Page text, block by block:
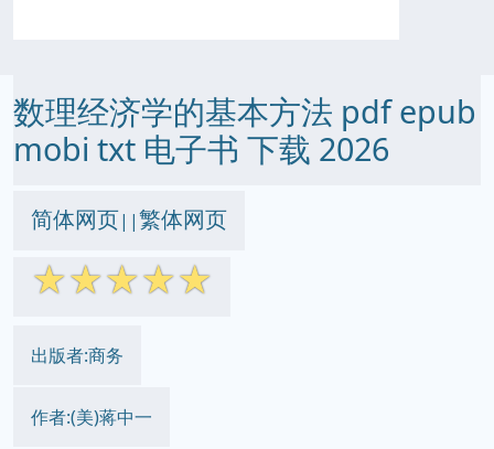
数理经济学的基本方法 pdf epub
mobi txt 电子书 下载 2026
简体网页||繁体网页
☆☆☆☆☆
出版者:商务
作者:(美)蒋中一